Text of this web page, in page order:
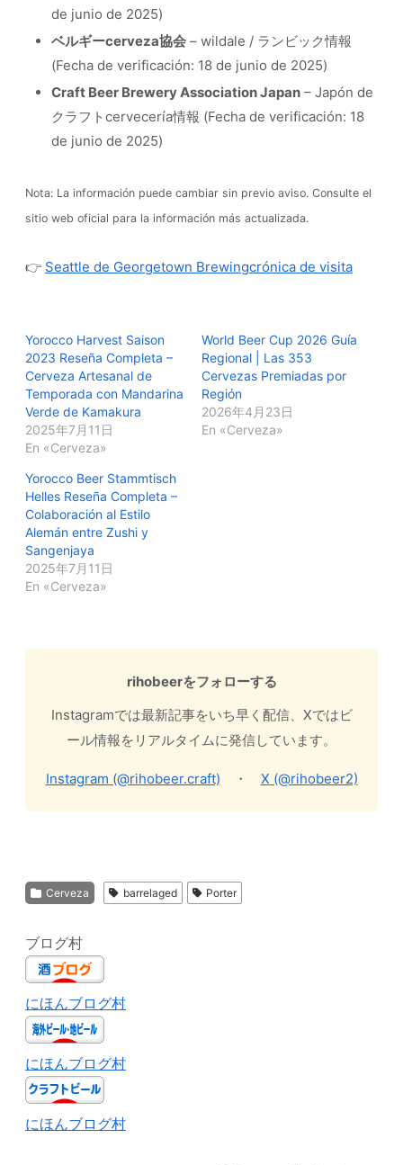
de junio de 2025)
ベルギーcerveza協会 – wildale / ランビック情報
(Fecha de verificación: 18 de junio de 2025)
Craft Beer Brewery Association Japan – Japón de
クラフトcervecería情報 (Fecha de verificación: 18
de junio de 2025)
Nota: La información puede cambiar sin previo aviso. Consulte el
sitio web oficial para la información más actualizada.
👉 Seattle de Georgetown Brewingcrónica de visita
Yorocco Harvest Saison
2023 Reseña Completa –
Cerveza Artesanal de
Temporada con Mandarina
Verde de Kamakura
2025年7月11日
En «Cerveza»
World Beer Cup 2026 Guía
Regional | Las 353
Cervezas Premiadas por
Región
2026年4月23日
En «Cerveza»
Yorocco Beer Stammtisch
Helles Reseña Completa –
Colaboración al Estilo
Alemán entre Zushi y
Sangenjaya
2025年7月11日
En «Cerveza»
rihobeerをフォローする
Instagramでは最新記事をいち早く配信、Xではビ
ール情報をリアルタイムに発信しています。
Instagram (@rihobeer.craft) ・ X (@rihobeer2)
Cerveza barrelaged Porter
ブログ村
にほんブログ村
にほんブログ村
にほんブログ村